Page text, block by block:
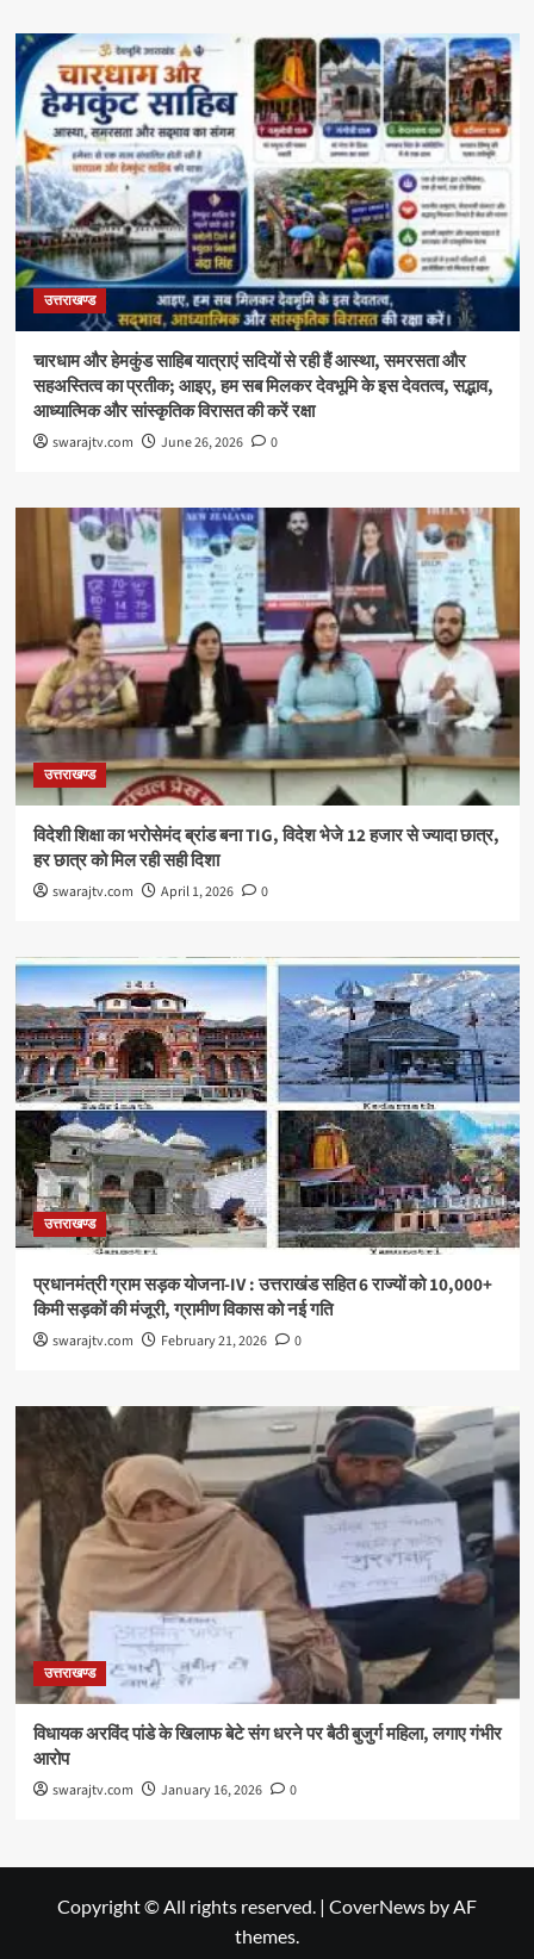
उत्तराखण्ड
चारधाम और हेमकुंड साहिब यात्राएं सदियों से रही हैं आस्था, समरसता और
सहअस्तित्व का प्रतीक; आइए, हम सब मिलकर देवभूमि के इस देवतत्व, सद्भाव,
आध्यात्मिक और सांस्कृतिक विरासत की करें रक्षा
swarajtv.com June 26, 2026 0
उत्तराखण्ड
विदेशी शिक्षा का भरोसेमंद ब्रांड बना TIG, विदेश भेजे 12 हजार से ज्यादा छात्र,
हर छात्र को मिल रही सही दिशा
swarajtv.com April 1, 2026 0
उत्तराखण्ड
प्रधानमंत्री ग्राम सड़क योजना-IV : उत्तराखंड सहित 6 राज्यों को 10,000+
किमी सड़कों की मंजूरी, ग्रामीण विकास को नई गति
swarajtv.com February 21, 2026 0
उत्तराखण्ड
विधायक अरविंद पांडे के खिलाफ बेटे संग धरने पर बैठी बुजुर्ग महिला, लगाए गंभीर
आरोप
swarajtv.com January 16, 2026 0
Copyright © All rights reserved. | CoverNews by AF
themes.